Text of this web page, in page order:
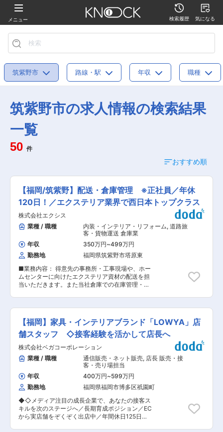
メニュー 検索履歴 気になる
筑紫野市 路線・駅 年収 職種
筑紫野市の求人情報の検索結果
一覧
50 件
おすすめ順
【福岡/筑紫野】配送・倉庫管理 ※正社員／年休
120日！／エクステリア業界で西日本トップクラス
株式会社エクシス
業種 / 職種
内装・インテリア・リフォーム, 道路旅
客・貨物運送 倉庫業
年収
350万円~499万円
勤務地
福岡県筑紫野市塔原東
■業務内容： 得意先の事務所・工事現場や、ホー
ムセンターに向けたエクステリア資材の配送を担
当いただきます。また当社倉庫での在庫管理・入
・平ボディー車両（2〜4トン）とユニック車両
（3トン）を運転し、客先のホームセンターや施
工中の物件の現場を中心に、エクステリア資材を
配送していただきます。基本的に荷物は手積みと
なりますが、 大型の物置や石材などの積み込みに
は、フォークリフトを使用します。 ・当社敷地内
の倉庫での在庫管理、入出庫管理の業務も担当い
ただきます。 ■就業環境： 全事業所での平均勤
続年数は12年以上と、長期就業が見込める職場環
境です。社員の平均年齢は30〜40代で、倉庫で
の管理担当ドライバー、社外の職人様といった
様々な繋がりを大切に、関係を構築している笑顔
が絶えない職場です。 ■当社について： ・1970
年に設立された戸建住宅用のエクステリア資材、
門や塀、テラス、ウッドデッキ、カーポート、物
置、石材等を扱う専門商社。岡山以西では売り上
【福岡】家具・インテリアブランド「LOWYA」店
舗スタッフ ◇接客経験を活かして店長へ
株式会社ベガコーポレーション
業種 / 職種
通信販売・ネット販売, 店長 販売・接
客・売り場担当
年収
400万円~599万円
勤務地
福岡県福岡市博多区祇園町
◆◇メディア注目の成長企業で、あなたの接客ス
キルを次のステージへ／長期育成ポジション／EC
から実店舗をぞくぞく出店中／年間休日125日